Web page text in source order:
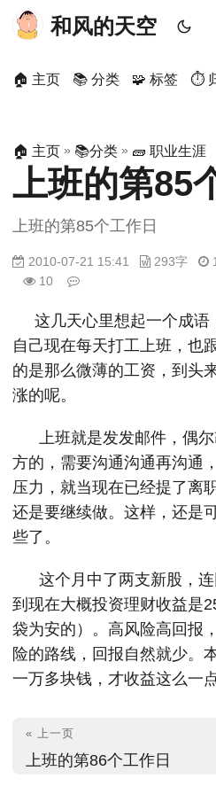
和风的天空
🏠 主页 📚 分类 🧩 标签 ⏱
🏠 主页 » 📚分类 » 🧱 职业生涯
上班的第85
上班的第85个工作日
2010-07-21 15:41 293字
10
这几天心里想起一个成语
自己现在每天打工上班，也
的是那么微薄的工资，到头
涨的呢。
上班就是发发邮件，偶尔
方的，需要沟通沟通再沟通
压力，就当现在已经提了离
还是要继续做。这样，还是
些了。
这个月中了两支新股，连
到现在大概投资理财收益是
袋为安的）。高风险高回报
险的路线，回报自然就少。
一万多块钱，才收益这么一
« 上一页
上班的第86个工作日